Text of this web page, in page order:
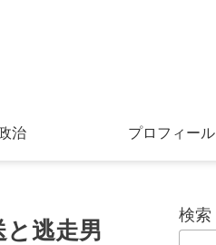
治 プロフィール
と逃走男
検索